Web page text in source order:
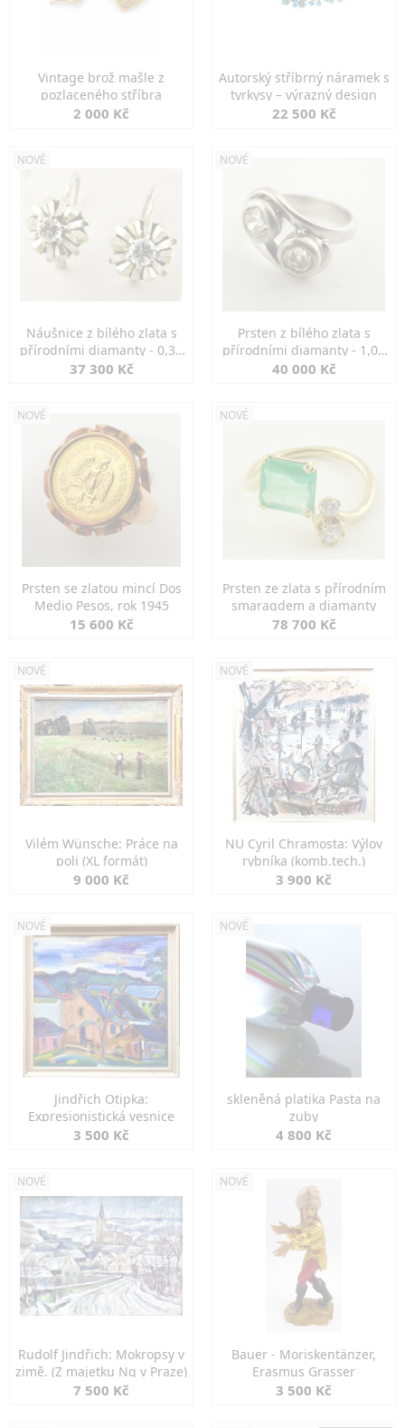
Vintage brož mašle z
pozlaceného stříbra
2 000 Kč
Autorský stříbrný náramek s
tyrkysy – výrazný design
22 500 Kč
NOVÉ
Náušnice z bílého zlata s
přírodními diamanty - 0,30
ct
37 300 Kč
NOVÉ
Prsten z bílého zlata s
přírodními diamanty - 1,00
ct
40 000 Kč
NOVÉ
Prsten se zlatou mincí Dos
Medio Pesos, rok 1945
15 600 Kč
NOVÉ
Prsten ze zlata s přírodním
smaragdem a diamanty
78 700 Kč
NOVÉ
Vilém Wünsche: Práce na
poli (XL formát)
9 000 Kč
NOVÉ
NU Cyril Chramosta: Výlov
rybníka (komb.tech.)
3 900 Kč
NOVÉ
Jindřich Otipka:
Expresionistická vesnice
3 500 Kč
NOVÉ
skleněná platika Pasta na
zuby
4 800 Kč
NOVÉ
Rudolf Jindřich: Mokropsy v
zimě. (Z majetku Ng v Praze)
7 500 Kč
NOVÉ
Bauer - Moriskentänzer,
Erasmus Grasser
3 500 Kč